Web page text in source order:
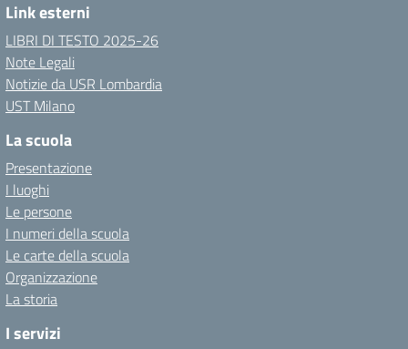
Link esterni
LIBRI DI TESTO 2025-26
Note Legali
Notizie da USR Lombardia
UST Milano
La scuola
Presentazione
I luoghi
Le persone
I numeri della scuola
Le carte della scuola
Organizzazione
La storia
I servizi